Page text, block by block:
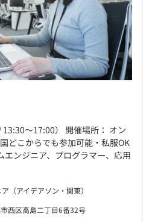
～17:00） 開催場所： オン
どこからでも参加可能・私服OK
エンジニア、プログラマー、応用
（アイデアソン・関東）
西区高島二丁目6番32号